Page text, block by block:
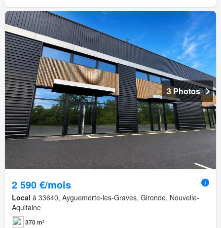
3 Photos
2 590 €/mois
Local à 33640, Ayguemorte-les-Graves, Gironde, Nouvelle-
Aquitaine
370 m²